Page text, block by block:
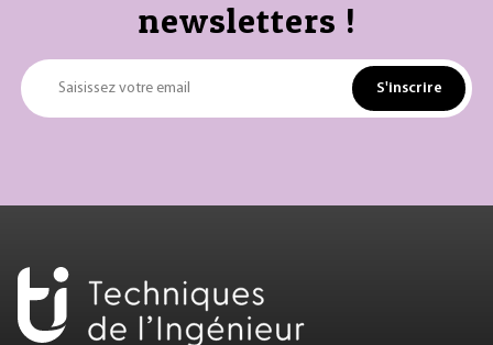
newsletters !
Saisissez votre email S'inscrire